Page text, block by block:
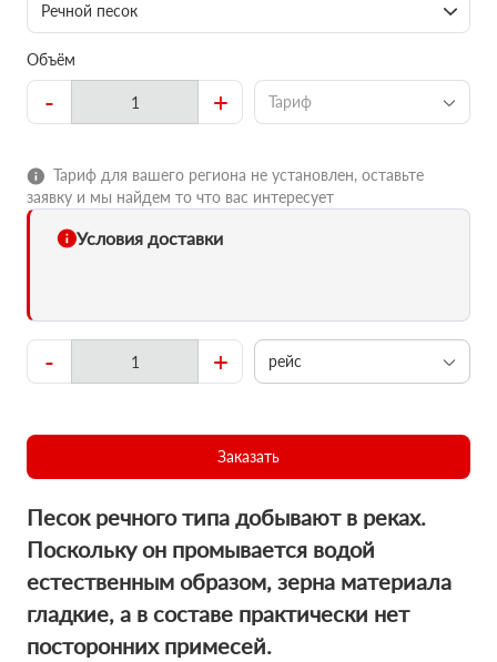
Речной песок
Объём
- + Тариф
Тариф для вашего региона не установлен, оставьте
заявку и мы найдем то что вас интересует
Условия доставки
- + рейс
Заказать
Песок речного типа добывают в реках.
Поскольку он промывается водой
естественным образом, зерна материала
гладкие, а в составе практически нет
посторонних примесей.